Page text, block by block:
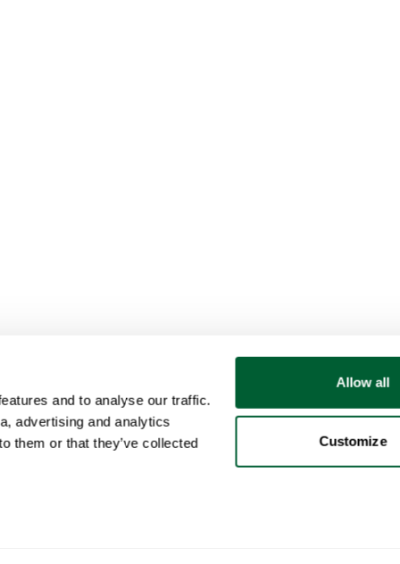
and to analyse our traffic.
advertising and analytics
them or that they’ve collected
Allow all
Customize